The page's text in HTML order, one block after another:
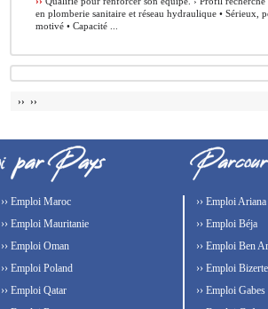
en plomberie sanitaire et réseau hydraulique • Sérieux,
motivé • Capacité ...
›› ››
›› Emploi Maroc
›› Emploi Mauritanie
›› Emploi Oman
›› Emploi Poland
›› Emploi Qatar
›› Emploi Ariana
›› Emploi Béja
›› Emploi Ben
›› Emploi Bizerte
›› Emploi Gabes